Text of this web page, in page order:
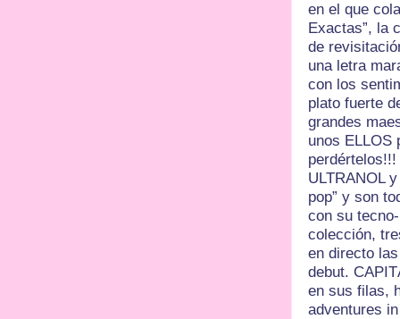
en el que
Exactas”, la
de
una letra
con los
plato fuerte
grandes
unos ELLOS
perdértelos!!!
ULTRANOL
pop” y son
con su
colección,
en directo
debut.
en sus filas,
adventures